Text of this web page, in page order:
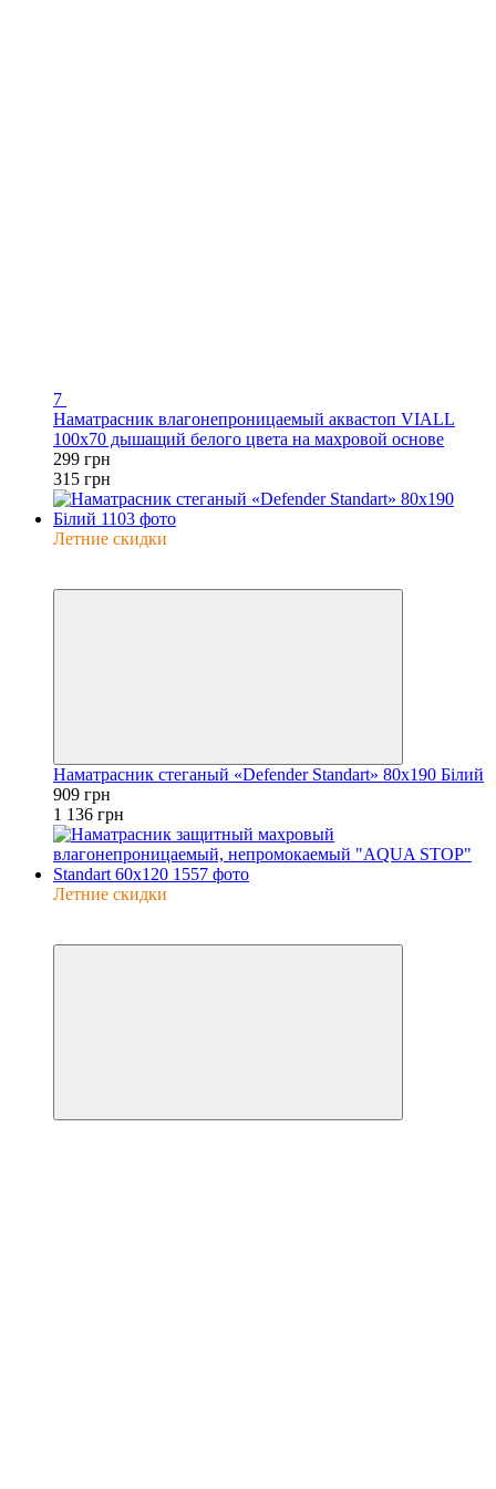
7
Наматрасник влагонепроницаемый аквастоп VIALL
100х70 дышащий белого цвета на махровой основе
299 грн
315 грн
Летние скидки
Наматрасник стеганый «Defender Standart» 80x190 Білий
909 грн
1 136 грн
Летние скидки